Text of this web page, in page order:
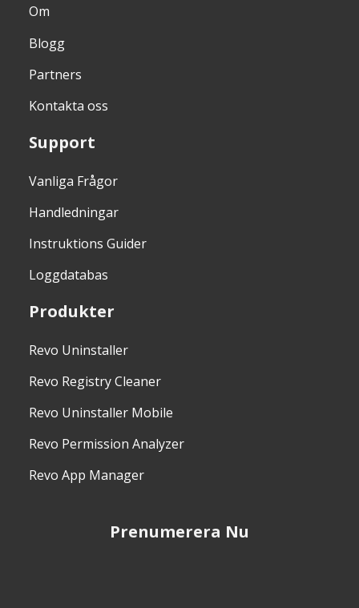
Om
Blogg
Partners
Kontakta oss
Support
Vanliga Frågor
Handledningar
Instruktions Guider
Loggdatabas
Produkter
Revo Uninstaller
Revo Registry Cleaner
Revo Uninstaller Mobile
Revo Permission Analyzer
Revo App Manager
Prenumerera Nu